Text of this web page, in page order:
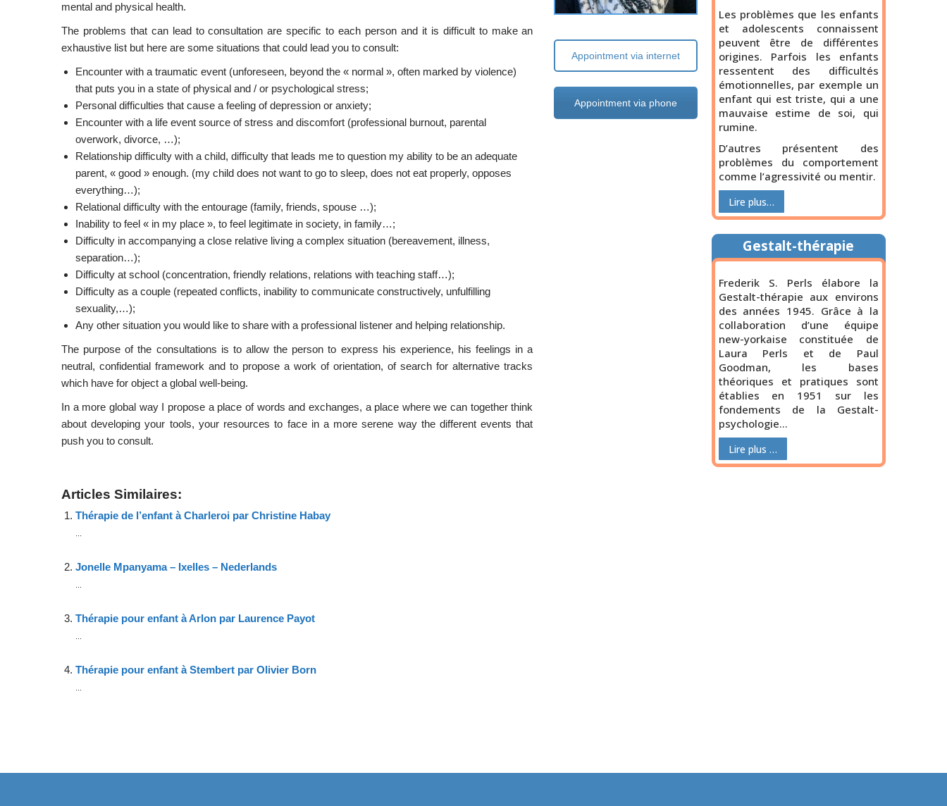
mental and physical health.
The problems that can lead to consultation are specific to each person and it is difficult to make an
exhaustive list but here are some situations that could lead you to consult:
Encounter with a traumatic event (unforeseen, beyond the « normal », often marked by violence)
that puts you in a state of physical and / or psychological stress;
Personal difficulties that cause a feeling of depression or anxiety;
Encounter with a life event source of stress and discomfort (professional burnout, parental
overwork, divorce, …);
Relationship difficulty with a child, difficulty that leads me to question my ability to be an adequate
parent, « good » enough. (my child does not want to go to sleep, does not eat properly, opposes
everything…);
Relational difficulty with the entourage (family, friends, spouse …);
Inability to feel « in my place », to feel legitimate in society, in family…;
Difficulty in accompanying a close relative living a complex situation (bereavement, illness,
separation…);
Difficulty at school (concentration, friendly relations, relations with teaching staff…);
Difficulty as a couple (repeated conflicts, inability to communicate constructively, unfulfilling
sexuality,…);
Any other situation you would like to share with a professional listener and helping relationship.
The purpose of the consultations is to allow the person to express his experience, his feelings in a
neutral, confidential framework and to propose a work of orientation, of search for alternative tracks
which have for object a global well-being.
In a more global way I propose a place of words and exchanges, a place where we can together think
about developing your tools, your resources to face in a more serene way the different events that
push you to consult.
Appointment via internet
Appointment via phone
Articles Similaires:
Thérapie de l’enfant à Charleroi par Christine Habay
Jonelle Mpanyama – Ixelles – Nederlands
Thérapie pour enfant à Arlon par Laurence Payot
Thérapie pour enfant à Stembert par Olivier Born
Les problèmes que les enfants
et adolescents connaissent
peuvent être de différentes
origines. Parfois les enfants
ressentent des difficultés
émotionnelles, par exemple un
enfant qui est triste, qui a une
mauvaise estime de soi, qui
rumine.
D’autres présentent des
problèmes du comportement
comme l’agressivité ou mentir.
Lire plus…
Gestalt-thérapie
Frederik S. Perls élabore la
Gestalt-thérapie aux environs
des années 1945. Grâce à la
collaboration d’une équipe
new-yorkaise constituée de
Laura Perls et de Paul
Goodman, les bases
théoriques et pratiques sont
établies en 1951 sur les
fondements de la Gestalt-
psychologie…
Lire plus …